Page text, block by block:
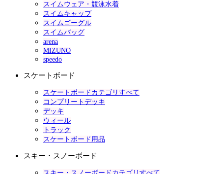
スイムウェア・競泳水着
スイムキャップ
スイムゴーグル
スイムバッグ
arena
MIZUNO
speedo
スケートボード
スケートボードカテゴリすべて
コンプリートデッキ
デッキ
ウィール
トラック
スケートボード用品
スキー・スノーボード